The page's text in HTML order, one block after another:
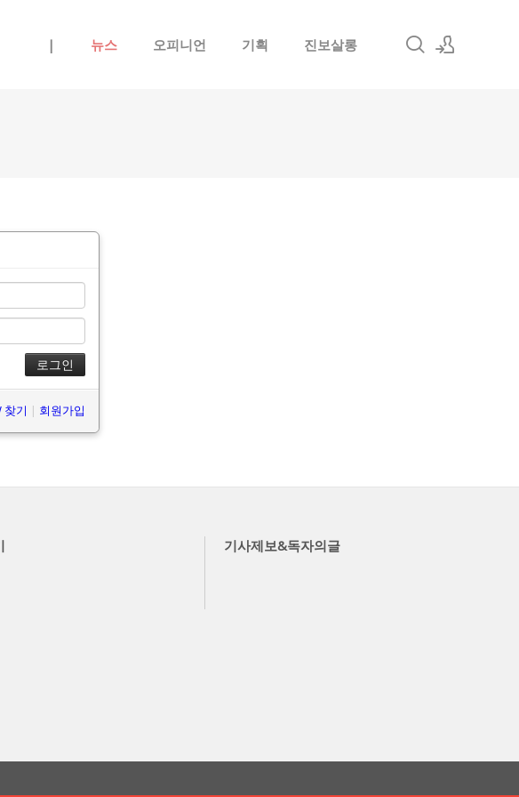
| 뉴스 오피니언 기획 진보살롱
찾기 | 회원가입
기사제보&독자의글